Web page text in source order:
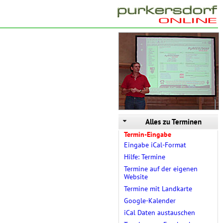
Alles zu Terminen
Termin-Eingabe
Eingabe iCal-Format
Hilfe: Termine
Termine auf der eigenen
Website
Termine mit Landkarte
Google-Kalender
iCal Daten austauschen